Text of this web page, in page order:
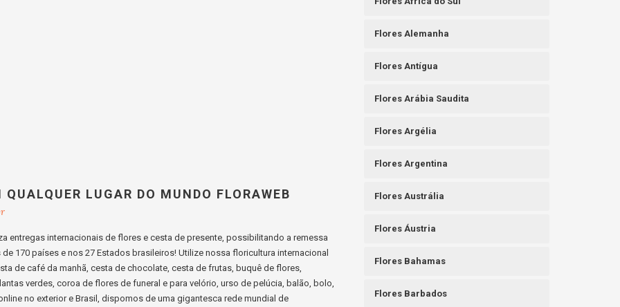
LUGAR DO MUNDO FLORAWEB
entregas internacionais de flores e cesta de presente, possibilitando a remessa
170 países e nos 27 Estados brasileiros! Utilize nossa floricultura internacional
de café da manhã, cesta de chocolate, cesta de frutas, buquê de flores,
verdes, coroa de flores de funeral e para velório, urso de pelúcia, balão, bolo,
no exterior e Brasil, dispomos de uma gigantesca rede mundial de
Flores Alemanha
Flores Antígua
Flores Arábia Saudita
Flores Argélia
Flores Argentina
Flores Austrália
Flores Áustria
Flores Bahamas
Flores Barbados